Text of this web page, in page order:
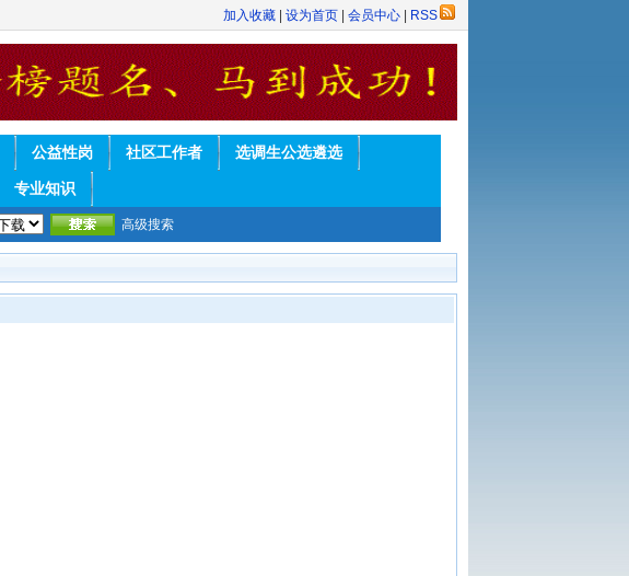
加入收藏 设为首页 会员中心 RSS
公益性岗 社区工作者 选调生公选遴选
专业知识
高级搜索